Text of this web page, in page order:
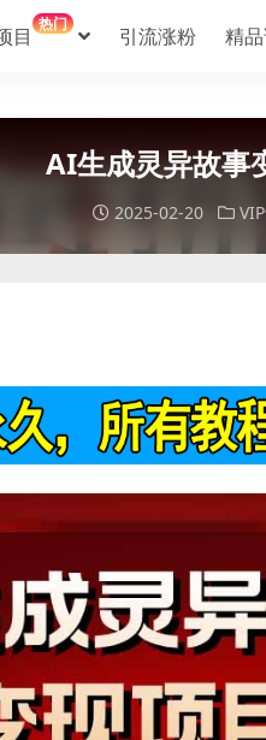
目 热门 引流涨粉 精
AI生成灵异故事
2025-02-20